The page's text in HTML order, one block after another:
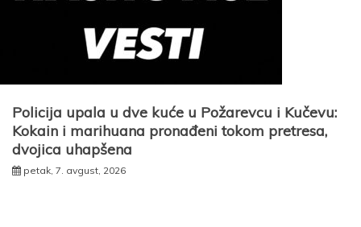
Policija upala u dve kuće u Požarevcu i Kučevu:
Kokain i marihuana pronađeni tokom pretresa,
dvojica uhapšena
petak, 7. avgust, 2026